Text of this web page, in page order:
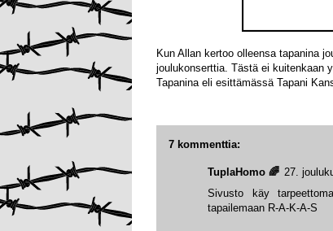
Kun Allan kertoo olleensa tapanina
joulukonserttia. Tästä ei kuitenkaan
Tapanina eli esittämässä Tapani
7 kommenttia:
TuplaHomo 🌈 27.
Sivusto käy
tapailemaan R-A-K-A-S